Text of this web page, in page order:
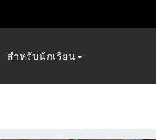
สำหรับนักเรียน